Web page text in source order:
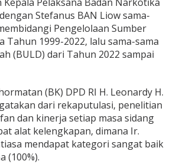
Stefanus BAN Liow sama-
Pengelolaan Sumber
Tahun 1999-2022, lalu sama-sama
(BULD) dari Tahun 2022 sampai
(BK) DPD RI H. Leonardy H.
dari rekaputulasi, penelitian
dan kinerja setiap masa sidang
alat kelengkapan, dimana Ir.
mendapat kategori sangat baik
(100%).